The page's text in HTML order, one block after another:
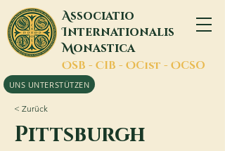
Associatio
Internationalis
Monastica
OSB - CIB - OCist - OCSO
UNS UNTERSTÜTZEN
< Zurück
Pittsburgh